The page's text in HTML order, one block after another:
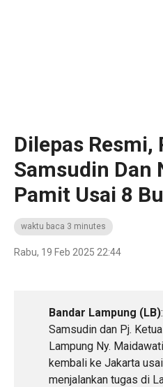
Dilepas Resmi,
Samsudin Dan
Pamit Usai 8
waktu baca 3 minutes
Rabu, 19 Feb 2025 22:44
Bandar Lampung (LB)
Samsudin dan Pj.
Lampung Ny.
kembali ke Jakarta
menjalankan tugas di